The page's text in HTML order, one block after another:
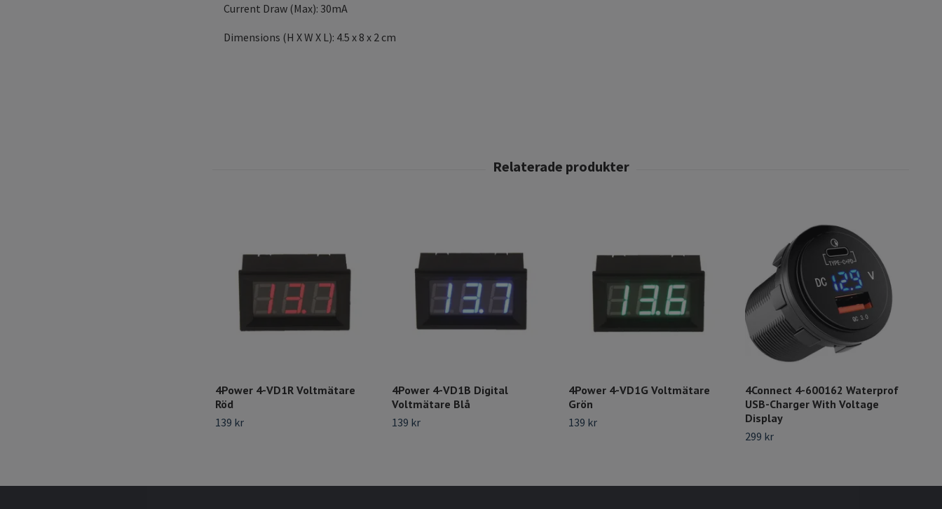
Current Draw (Max): 30mA
Dimensions (H X W X L): 4.5 x 8 x 2 cm
4Power 4-VD1R Voltmätare
Röd
139 kr
4Power 4-VD1B Digital
Voltmätare Blå
139 kr
4Power 4-VD1G Voltmätare
Grön
139 kr
4Connect 4-600162 Waterprof
USB-Charger With Voltage
Display
299 kr